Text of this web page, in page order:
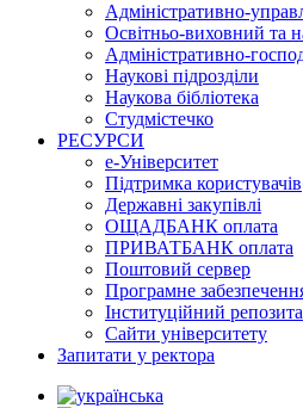
Адміністративно-
Освітньо-виховний та
Адміністративно-
Наукові підрозділи
Наукова бібліотека
Студмістечко
РЕСУРСИ
е-Університет
Підтримка користувачів
Державні закупівлі
ОЩАДБАНК оплата
ПРИВАТБАНК оплата
Поштовий сервер
Програмне
Інституційний
Сайти університету
Запитати у ректора